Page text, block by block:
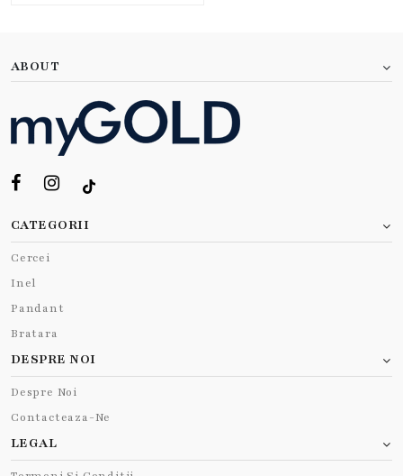
ABOUT
CATEGORII
Cercei
Inel
Pandant
Bratara
DESPRE NOI
Despre Noi
Contacteaza-Ne
LEGAL